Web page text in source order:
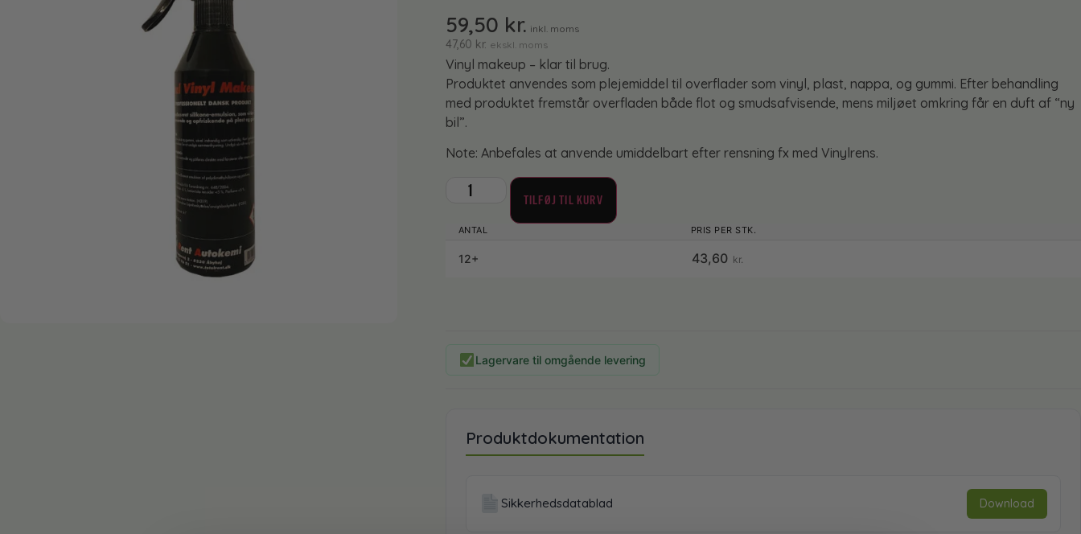
59,50 kr. inkl. moms
47,60 kr. ekskl. moms
Vinyl makeup – klar til brug.
Produktet anvendes som plejemiddel til overflader som vinyl, plast, nappa, og gummi. Efter behandling
med produktet fremstår overfladen både flot og smudsafvisende, mens miljøet omkring får en duft af “ny
bil”.
Note: Anbefales at anvende umiddelbart efter rensning fx med Vinylrens.
TILFØJ TIL KURV
12+ 43,60 kr.
Lagervare til omgående levering
Produktdokumentation
Sikkerhedsdatablad Download